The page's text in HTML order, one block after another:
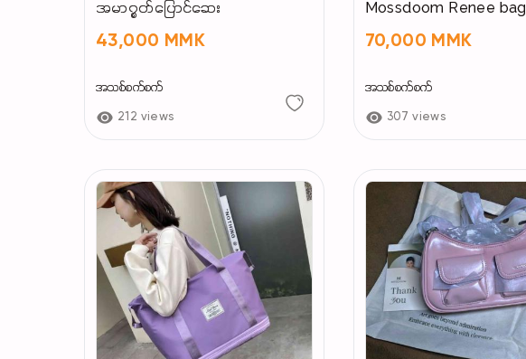
အမာ၇ွတ်ပြောင်ဆေး
43,000 MMK
အသစ်စက်စက်
212 views
Mossdoom Renee bag
70,000 MMK
အသစ်စက်စက်
307 views